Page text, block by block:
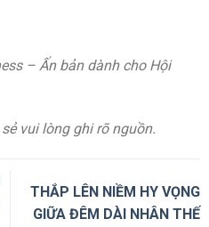
– Ấn bản dành cho Hội
vui lòng ghi rõ nguồn.
THẮP LÊN NIỀM HY VỌNG
GIỮA ĐÊM DÀI NHÂN THẾ